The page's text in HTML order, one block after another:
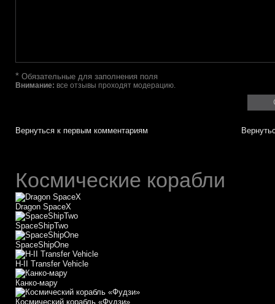
* Обязательные для заполнения поля
Внимание: все отзывы проходят модерацию.
Вернуться к первым комментариям
Космические корабли
Dragon SpaceX
SpaceShipTwo
SpaceShipOne
H-II Transfer Vehicle
Канко-мару
Космический корабль «Фудзи»